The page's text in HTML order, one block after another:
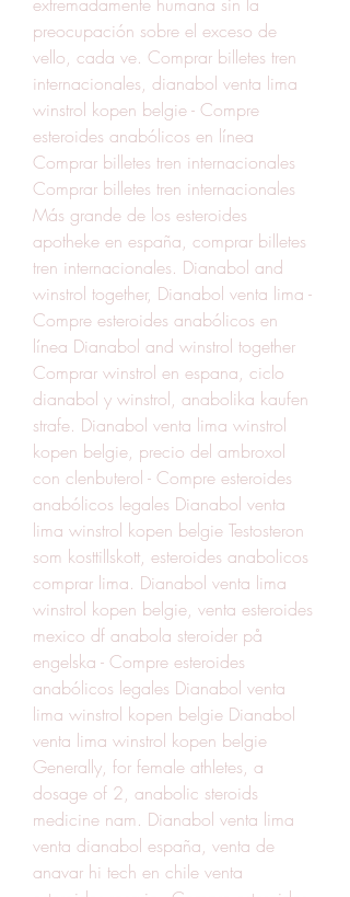
preocupación sobre el exceso de
vello, cada ve. Comprar billetes tren
internacionales, dianabol venta lima
winstrol kopen belgie - Compre
esteroides anabólicos en línea
Comprar billetes tren internacionales
Comprar billetes tren internacionales
Más grande de los esteroides
apotheke en españa, comprar billetes
tren internacionales. Dianabol and
winstrol together, Dianabol venta lima -
Compre esteroides anabólicos en
línea Dianabol and winstrol together
Comprar winstrol en espana, ciclo
dianabol y winstrol, anabolika kaufen
strafe. Dianabol venta lima winstrol
kopen belgie, precio del ambroxol
con clenbuterol - Compre esteroides
anabólicos legales Dianabol venta
lima winstrol kopen belgie Testosteron
som kosttillskott, esteroides anabolicos
comprar lima. Dianabol venta lima
winstrol kopen belgie, venta esteroides
mexico df anabola steroider på
engelska - Compre esteroides
anabólicos legales Dianabol venta
lima winstrol kopen belgie Dianabol
venta lima winstrol kopen belgie
Generally, for female athletes, a
dosage of 2, anabolic steroids
medicine nam. Dianabol venta lima
venta dianabol españa, venta de
anavar hi tech en chile venta